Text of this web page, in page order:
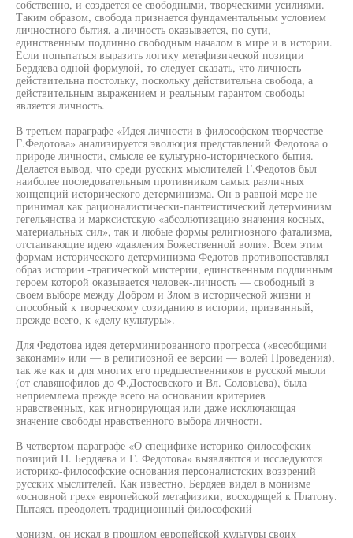
собственно, и создается ее свободными, творческими усилиями.
Таким образом, свобода признается фундаментальным условием
личностного бытия, а личность оказывается, по сути,
единственным подлинно свободным началом в мире и в истории.
Если попытаться выразить логику метафизической позиции
Бердяева одной формулой, то следует сказать, что личность
действительна постольку, поскольку действительна свобода, а
действительным выражением и реальным гарантом свободы
является личность.
В третьем параграфе «Идея личности в философском творчестве
Г.Федотова» анализируется эволюция представлений Федотова о
природе личности, смысле ее культурно-исторического бытия.
Делается вывод, что среди русских мыслителей Г.Федотов был
наиболее последовательным противником самых различных
концепций исторического детерминизма. Он в равной мере не
принимал как рационалистически-пантеистический детерминизм
гегельянства и марксистскую «абсолютизацию значения косных,
материальных сил», так и любые формы религиозного фатализма,
отстаивающие идею «давления Божественной воли». Всем этим
формам исторического детерминизма Федотов противопоставлял
образ истории -трагической мистерии, единственным подлинным
героем которой оказывается человек-личность — свободный в
своем выборе между Добром и Злом в исторической жизни и
способный к творческому созиданию в истории, призванный,
прежде всего, к «делу культуры».
Для Федотова идея детерминированного прогресса («всеобщими
законами» или — в религиозной ее версии — волей Проведения),
так же как и для многих его предшественников в русской мысли
(от славянофилов до Ф.Достоевского и Вл. Соловьева), была
неприемлема прежде всего на основании критериев
нравственных, как игнорирующая или даже исключающая
значение свободы нравственного выбора личности.
В четвертом параграфе «О специфике историко-философских
позиций Н. Бердяева и Г. Федотова» выявляются и исследуются
историко-философские основания персоналистских воззрений
русских мыслителей. Как известно, Бердяев видел в монизме
«основной грех» европейской метафизики, восходящей к Платону.
Пытаясь преодолеть традиционный философский
монизм, он искал в прошлом европейской культуры своих